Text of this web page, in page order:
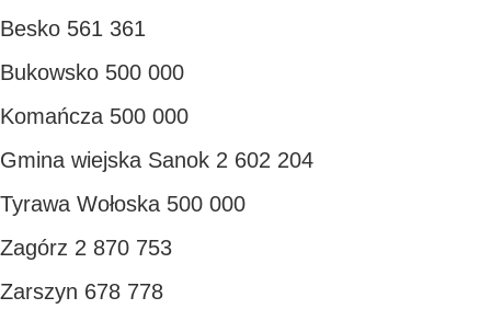
Besko 561 361
Bukowsko 500 000
Komańcza 500 000
Gmina wiejska Sanok 2 602 204
Tyrawa Wołoska 500 000
Zagórz 2 870 753
Zarszyn 678 778